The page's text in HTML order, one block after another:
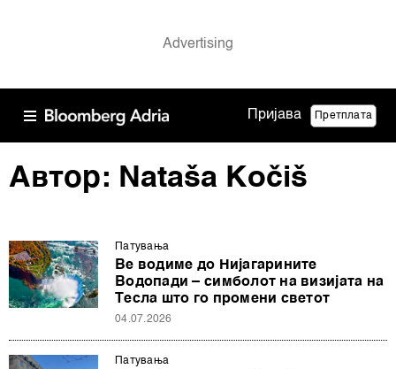
Пријава Претплата
Автор: Nataša Kočiš
Патувањa
Ве водиме до Нијагарините
Водопади – симболот на визијата на
Тесла што го промени светот
04.07.2026
Патувањa